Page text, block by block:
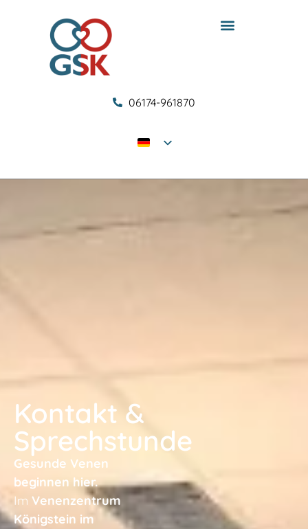
06174-961870
Kontakt &
Sprechstunde
Gesunde Venen
beginnen hier.
Im Venenzentrum
Königstein im